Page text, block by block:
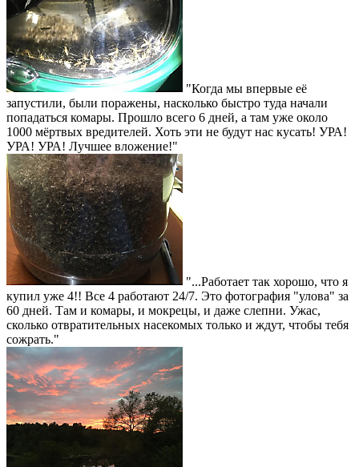
"Когда мы впервые её
запустили, были поражены, насколько быстро туда начали
попадаться комары. Прошло всего 6 дней, а там уже около
1000 мёртвых вредителей. Хоть эти не будут нас кусать! УРА!
УРА! УРА! Лучшее вложение!"
"...Работает так хорошо, что я
купил уже 4!! Все 4 работают 24/7. Это фотография "улова" за
60 дней. Там и комары, и мокрецы, и даже слепни. Ужас,
сколько отвратительных насекомых только и ждут, чтобы тебя
сожрать."